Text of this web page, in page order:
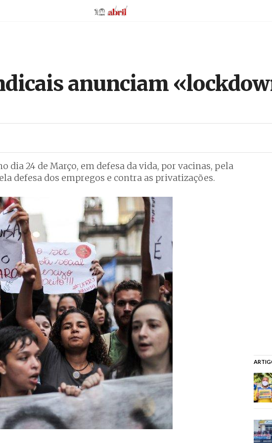
AbrilAbril
anunciam
dia 24 de Março, em defesa da vida, por vacinas, pela
defesa dos empregos e contra as privatizações.